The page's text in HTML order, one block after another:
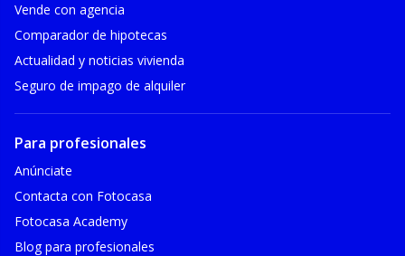
Vende con agencia
Comparador de hipotecas
Actualidad y noticias vivienda
Seguro de impago de alquiler
Para profesionales
Anúnciate
Contacta con Fotocasa
Fotocasa Academy
Blog para profesionales